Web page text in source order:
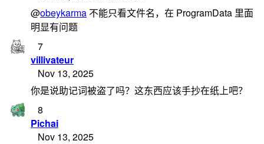
@obeykarma 不能只看文件名，在 ProgramData 里面
明显有问题
7
villivateur
Nov 13, 2025
你是说助记词被盗了吗？这东西应该手抄在纸上吧？
8
Pichai
Nov 13, 2025